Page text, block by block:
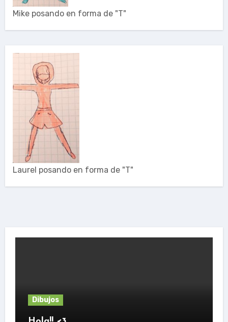
Mike posando en forma de "T"
Laurel posando en forma de "T"
Dibujos